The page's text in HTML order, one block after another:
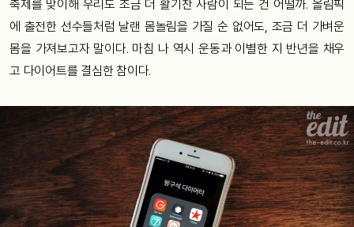
축제를 맞이해 우리도 조금 더 활기찬 사람이 되는 건 어떨까. 올림픽
에 출전한 선수들처럼 날랜 몸놀림을 가질 순 없어도, 조금 더 가벼운
몸을 가져보고자 말이다. 마침 나 역시 운동과 이별한 지 반년을 채우
고 다이어트를 결심한 참이다.